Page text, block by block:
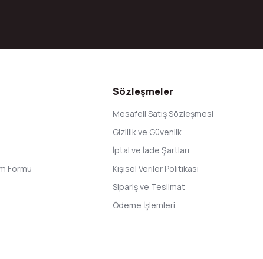
Formu
Sözleşmeler
Mesafeli Satış Sözleşmesi
Gizlilik ve Güvenlik
İptal ve İade Şartları
Kişisel Veriler Politikası
Sipariş ve Teslimat
Ödeme İşlemleri